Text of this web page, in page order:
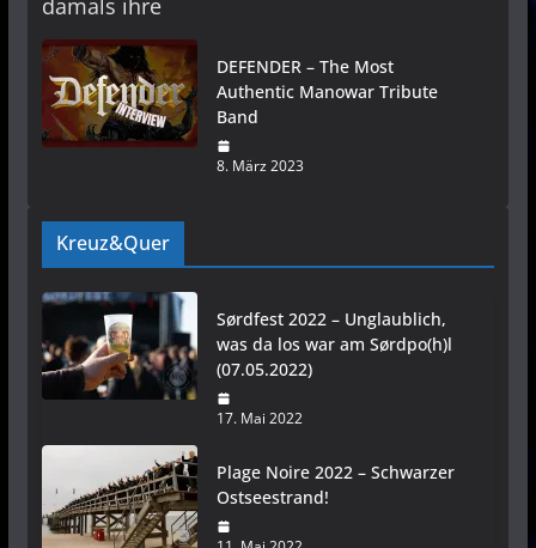
damals ihre
DEFENDER – The Most
Authentic Manowar Tribute
Band
8. März 2023
Kreuz&Quer
Sørdfest 2022 – Unglaublich,
was da los war am Sørdpo(h)l
(07.05.2022)
17. Mai 2022
Plage Noire 2022 – Schwarzer
Ostseestrand!